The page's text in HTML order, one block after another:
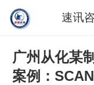
速讯
广州从化某
案例：